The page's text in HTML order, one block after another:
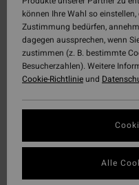
können Ihre Wahl so
Zustimmung bedürfen,
dagegen aussprechen, wenn
zustimmen (z. B. bestimmte
Besucherzahlen). Weitere
Cookie-Richtlinieund
Alle